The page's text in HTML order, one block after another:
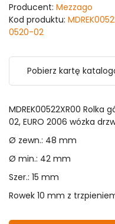
Producent: Mezzago
Kod produktu:
0520-02
Pobierz kartę
MDREK00522XR00 Rolka
02, EURO 2006 wózka
Ø zewn.: 48 mm
Ø min.: 42 mm
Szer.: 15 mm
Rowek 10 mm z